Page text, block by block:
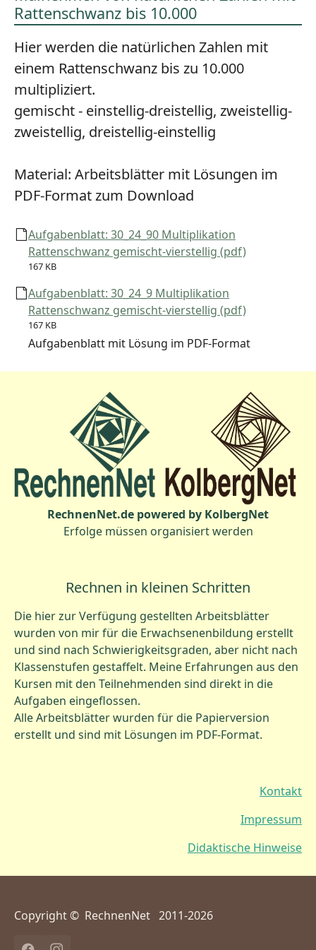
Rattenschwanz bis 10.000
Hier werden die natürlichen Zahlen mit
einem Rattenschwanz bis zu 10.000
multipliziert.
gemischt - einstellig-dreistellig, zweistellig-
zweistellig, dreistellig-einstellig
Material: Arbeitsblätter mit Lösungen im
PDF-Format zum Download
Aufgabenblatt: 30_24_90 Multiplikation
Rattenschwanz gemischt-vierstellig (pdf)
167 KB
Aufgabenblatt: 30_24_9 Multiplikation
Rattenschwanz gemischt-vierstellig (pdf)
167 KB
Aufgabenblatt mit Lösung im PDF-Format
RechnenNet.de powered by KolbergNet
Erfolge müssen organisiert werden
Rechnen in kleinen Schritten
Die hier zur Verfügung gestellten Arbeitsblätter
wurden von mir für die Erwachsenenbildung erstellt
und sind nach Schwierigkeitsgraden, aber nicht nach
Klassenstufen gestaffelt. Meine Erfahrungen aus den
Kursen mit den Teilnehmenden sind direkt in die
Aufgaben eingeflossen.
Alle Arbeitsblätter wurden für die Papierversion
erstellt und sind mit Lösungen im PDF-Format.
Kontakt
Impressum
Didaktische Hinweise
Copyright © RechnenNet 2011-2026